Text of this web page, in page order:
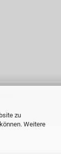
zu
Weitere